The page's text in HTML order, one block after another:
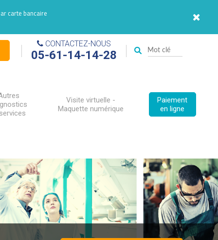
carte bancaire
CONTACTEZ-NOUS
05-61-14-14-28
Visite virtuelle -
Maquette numérique
Paiement
en ligne